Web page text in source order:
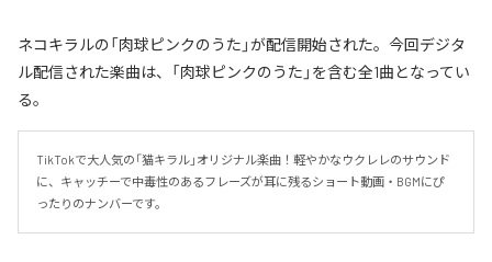
ネコキラルの「肉球ピンクのうた」が配信開始された。今回デジタ
ル配信された楽曲は、「肉球ピンクのうた」を含む全1曲となってい
る。
TikTokで大人気の「猫キラル」オリジナル楽曲！軽やかなウクレレのサウンド
に、キャッチーで中毒性のあるフレーズが耳に残るショート動画・BGMにぴ
ったりのナンバーです。